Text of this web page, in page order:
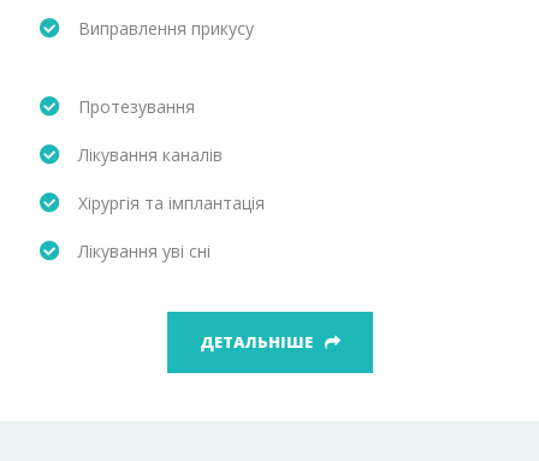
Виправлення прикусу
Протезування
Лікування каналів
Хірургія та імплантація
Лікування уві сні
ДЕТАЛЬНІШЕ